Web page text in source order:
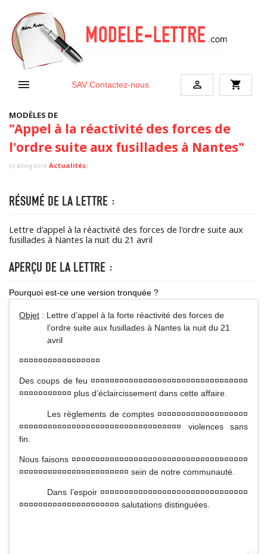
 SAV Contactez-nous  shopping_cart
MODÈLES DE
"Appel à la réactivité des forces de
l'ordre suite aux fusillades à Nantes"
(categorie Actualités)
RÉSUMÉ DE LA LETTRE :
Lettre d'appel à la réactivité des forces de l'ordre suite aux
fusillades à Nantes la nuit du 21 avril
APERÇU DE LA LETTRE :
Pourquoi est-ce une version tronquée ?
Objet : Lettre d’appel à la forte réactivité des forces de
l’ordre suite aux fusillades à Nantes la nuit du 21
avril
¤¤¤¤¤¤¤¤¤¤¤¤¤¤¤¤¤
Des coups de feu ¤¤¤¤¤¤¤¤¤¤¤¤¤¤¤¤¤¤¤¤¤¤¤¤¤¤¤¤¤¤¤¤¤
¤¤¤¤¤¤¤¤¤¤¤ plus d’éclaircissement dans cette affaire.
Les règlements de comptes ¤¤¤¤¤¤¤¤¤¤¤¤¤¤¤¤¤¤¤
¤¤¤¤¤¤¤¤¤¤¤¤¤¤¤¤¤¤¤¤¤¤¤¤¤¤¤¤¤¤¤¤¤¤ violences sans
fin.
Nous faisons ¤¤¤¤¤¤¤¤¤¤¤¤¤¤¤¤¤¤¤¤¤¤¤¤¤¤¤¤¤¤¤¤¤¤¤¤¤
¤¤¤¤¤¤¤¤¤¤¤¤¤¤¤¤¤¤¤¤¤¤¤ sein de notre communauté.
Dans l’espoir ¤¤¤¤¤¤¤¤¤¤¤¤¤¤¤¤¤¤¤¤¤¤¤¤¤¤¤¤¤¤¤
¤¤¤¤¤¤¤¤¤¤¤¤¤¤¤¤¤¤¤¤¤ salutations distinguées.